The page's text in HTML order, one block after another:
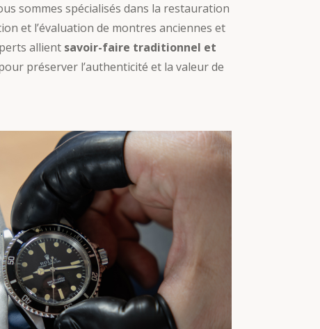
sommes spécialisés dans la restauration
et l’évaluation de montres anciennes et
allient savoir-faire traditionnel et
préserver l’authenticité et la valeur de